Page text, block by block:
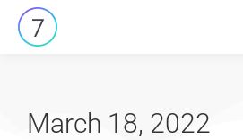
March 18, 2022